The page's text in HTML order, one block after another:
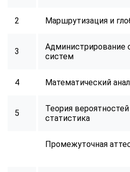
2 Маршрутизация и
3
Администрирование
систем
4 Математический
5
Теория
статистика
Промежуточная